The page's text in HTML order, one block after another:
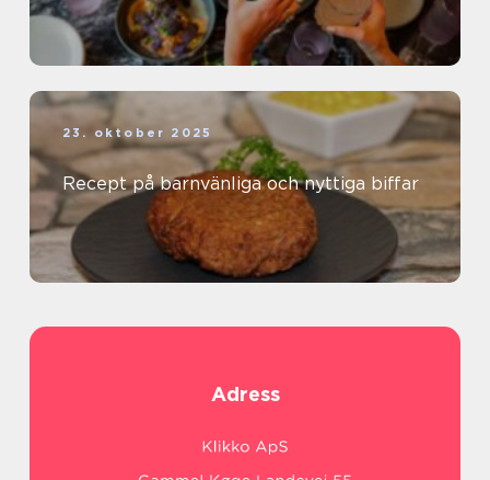
23. oktober 2025
Recept på barnvänliga och nyttiga biffar
Adress